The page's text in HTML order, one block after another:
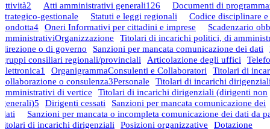
attività2 Atti amministrativi generali126
Documenti di
strategico-gestionale
Statuti e leggi regionali
Codice disciplinare
condotta4 Oneri Informativi per cittadini e imprese
Scadenzario
amministrativiOrganizzazione
Titolari di incarichi politici, di
direzione o di governo
Sanzioni per mancata comunicazione dei dati
gruppi consiliari regionali/provinciali
Articolazione degli uffici
elettronica1 OrganigrammaConsulenti e Collaboratori
Titolari di
collaborazione o consulenza3Personale
Titolari di incarichi
amministrativi di vertice
Titolari di incarichi dirigenziali (dirigenti non
generali)5 Dirigenti cessati
Sanzioni per mancata comunicazione dei
dati
Sanzioni per mancata o incompleta comunicazione dei dati da
titolari di incarichi dirigenziali
Posizioni organizzative
Dotazione